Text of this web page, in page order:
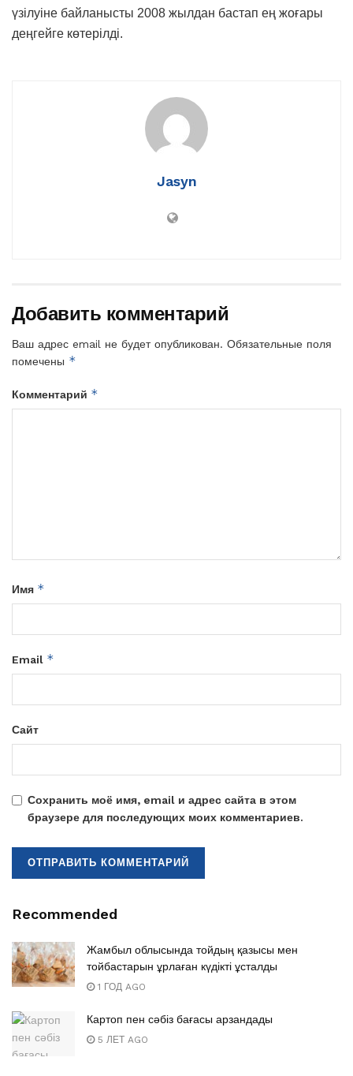
үзілуіне байланысты 2008 жылдан бастап ең жоғары
деңгейге көтерілді.
Jasyn
Добавить комментарий
Ваш адрес email не будет опубликован. Обязательные поля
помечены *
Комментарий *
Имя *
Email *
Сайт
Сохранить моё имя, email и адрес сайта в этом
браузере для последующих моих комментариев.
Recommended
Жамбыл облысында тойдың қазысы мен
тойбастарын ұрлаған күдікті ұсталды
1 ГОД AGO
Картоп пен сәбіз бағасы арзандады
5 ЛЕТ AGO